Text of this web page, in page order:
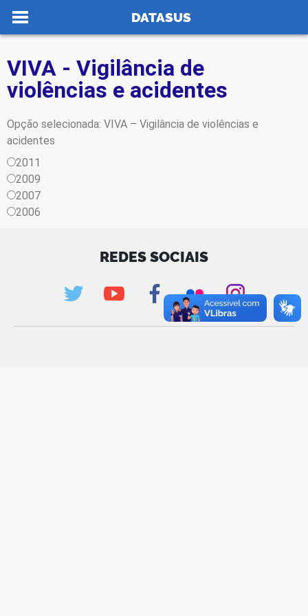
Ir para o conteúdo
DATASUS
portal
VIVA - Vigilância de
violências e acidentes
Opção selecionada: VIVA – Vigilância de violências e
acidentes
2011
2009
2007
2006
REDES SOCIAIS